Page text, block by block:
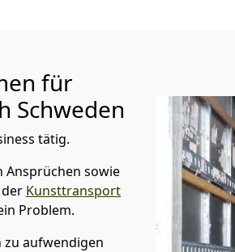
für
Schweden
tätig.
Ansprüchen sowie
Kunsttransport
Problem.
zu aufwendigen